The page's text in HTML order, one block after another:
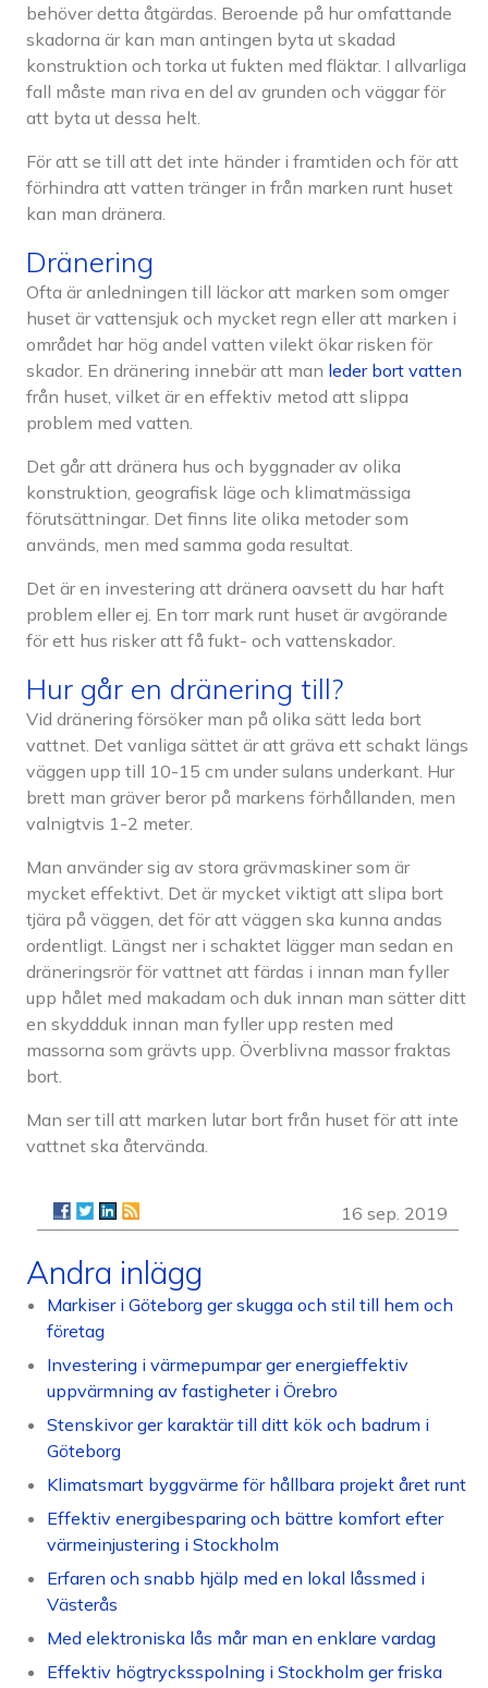
behöver detta åtgärdas. Beroende på hur omfattande
skadorna är kan man antingen byta ut skadad
konstruktion och torka ut fukten med fläktar. I allvarliga
fall måste man riva en del av grunden och väggar för
att byta ut dessa helt.
För att se till att det inte händer i framtiden och för att
förhindra att vatten tränger in från marken runt huset
kan man dränera.
Dränering
Ofta är anledningen till läckor att marken som omger
huset är vattensjuk och mycket regn eller att marken i
området har hög andel vatten vilekt ökar risken för
skador. En dränering innebär att man leder bort vatten
från huset, vilket är en effektiv metod att slippa
problem med vatten.
Det går att dränera hus och byggnader av olika
konstruktion, geografisk läge och klimatmässiga
förutsättningar. Det finns lite olika metoder som
används, men med samma goda resultat.
Det är en investering att dränera oavsett du har haft
problem eller ej. En torr mark runt huset är avgörande
för ett hus risker att få fukt- och vattenskador.
Hur går en dränering till?
Vid dränering försöker man på olika sätt leda bort
vattnet. Det vanliga sättet är att gräva ett schakt längs
väggen upp till 10-15 cm under sulans underkant. Hur
brett man gräver beror på markens förhållanden, men
valnigtvis 1-2 meter.
Man använder sig av stora grävmaskiner som är
mycket effektivt. Det är mycket viktigt att slipa bort
tjära på väggen, det för att väggen ska kunna andas
ordentligt. Längst ner i schaktet lägger man sedan en
dräneringsrör för vattnet att färdas i innan man fyller
upp hålet med makadam och duk innan man sätter ditt
en skyddduk innan man fyller upp resten med
massorna som grävts upp. Överblivna massor fraktas
bort.
Man ser till att marken lutar bort från huset för att inte
vattnet ska återvända.
16 sep. 2019
Andra inlägg
Markiser i Göteborg ger skugga och stil till hem och
företag
Investering i värmepumpar ger energieffektiv
uppvärmning av fastigheter i Örebro
Stenskivor ger karaktär till ditt kök och badrum i
Göteborg
Klimatsmart byggvärme för hållbara projekt året runt
Effektiv energibesparing och bättre komfort efter
värmeinjustering i Stockholm
Erfaren och snabb hjälp med en lokal låssmed i
Västerås
Med elektroniska lås mår man en enklare vardag
Effektiv högtrycksspolning i Stockholm ger friska